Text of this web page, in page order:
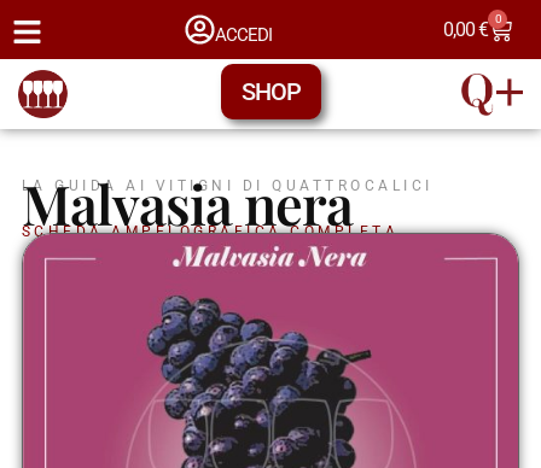
ACCEDI 0,00€ 0
SHOP
LA GUIDA AI VITIGNI DI QUATTROCALICI
Malvasia nera
SCHEDA AMPELOGRAFICA COMPLETA